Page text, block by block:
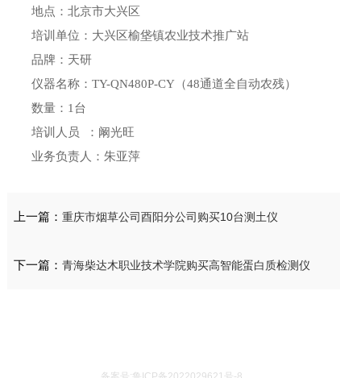
地点：北京市大兴区
培训单位：大兴区榆垡镇农业技术推广站
品牌：天研
仪器名称：TY-QN480P-CY（48通道全自动农残）
数量：1台
培训人员 ：阚光旺
业务负责人：朱亚萍
上一篇：重庆市烟草公司酉阳分公司购买10台测土仪
下一篇：青海柴达木职业技术学院购买高智能蛋白质检测仪